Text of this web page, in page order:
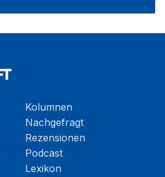
Kolumnen
Nachgefragt
Rezensionen
Podcast
Lexikon